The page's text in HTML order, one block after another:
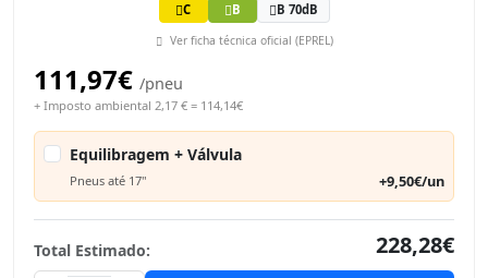
C B B 70dB
Ver ficha técnica oficial (EPREL)
111,97€ /pneu
+ Imposto ambiental 2,17 € = 114,14€
Equilibragem + Válvula
Pneus até 17" +9,50€/un
Total Estimado:
228,28€